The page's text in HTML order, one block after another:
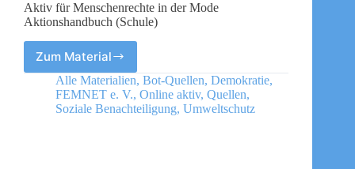
Aktiv für Menschenrechte in der Mode
Aktionshandbuch (Schule)
Zum Material
Aktiv
für
Menschenrechte
in
Alle Materialien, Bot-Quellen, Demokratie,
FEMNET e. V., Online aktiv, Quellen,
Soziale Benachteiligung, Umweltschutz